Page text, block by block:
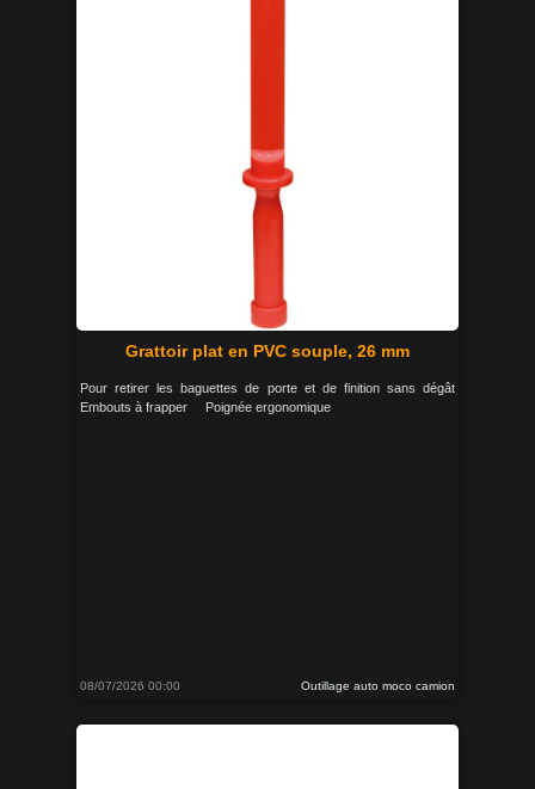
Grattoir plat en PVC souple, 26 mm
Pour retirer les baguettes de porte et de finition sans dégât
Embouts à frapper Poignée ergonomique
08/07/2026 00:00 Outillage auto moco camion